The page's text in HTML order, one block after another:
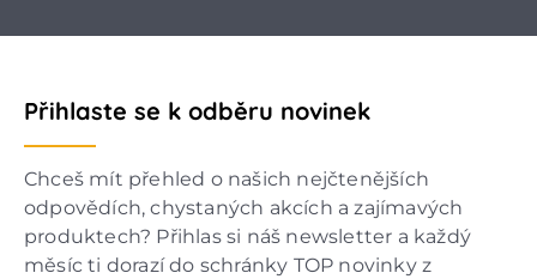
Přihlaste se k odběru novinek
Chceš mít přehled o našich nejčtenějších
odpovědích, chystaných akcích a zajímavých
produktech? Přihlas si náš newsletter a každý
měsíc ti dorazí do schránky TOP novinky z